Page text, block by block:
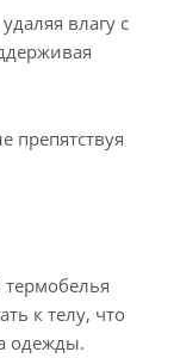
влагу с
препятствуя
к телу, что
одежды.